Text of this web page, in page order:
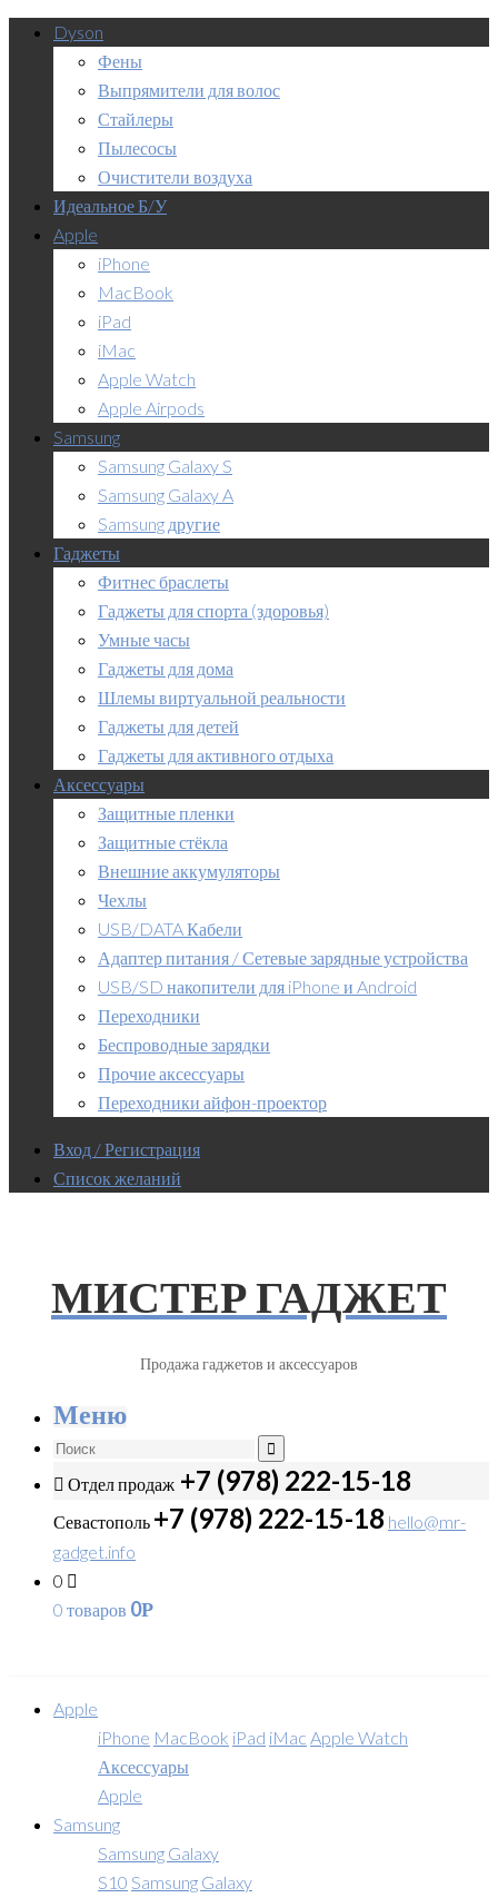
Dyson
Фены
Выпрямители для волос
Стайлеры
Пылесосы
Очистители воздуха
Идеальное Б/У
Apple
iPhone
MacBook
iPad
iMac
Apple Watch
Apple Airpods
Samsung
Samsung Galaxy S
Samsung Galaxy A
Samsung другие
Гаджеты
Фитнес браслеты
Гаджеты для спорта (здоровья)
Умные часы
Гаджеты для дома
Шлемы виртуальной реальности
Гаджеты для детей
Гаджеты для активного отдыха
Аксессуары
Защитные пленки
Защитные стёкла
Внешние аккумуляторы
Чехлы
USB/DATA Кабели
Адаптер питания / Сетевые зарядные устройства
USB/SD накопители для iPhone и Android
Переходники
Беспроводные зарядки
Прочие аксессуары
Переходники айфон-проектор
Вход / Регистрация
Список желаний
МИСТЕР ГАДЖЕТ
Продажа гаджетов и аксессуаров
Меню
Отдел продаж +7 (978) 222-15-18
Севастополь +7 (978) 222-15-18 hello@mr-
gadget.info
0
0 товаров 0Р
Apple
iPhone MacBook iPad iMac Apple Watch
Аксессуары
Apple
Samsung
Samsung Galaxy
S10 Samsung Galaxy